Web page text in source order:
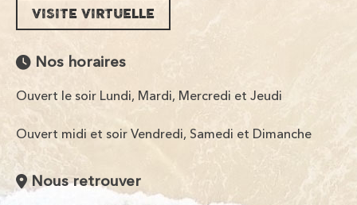
VISITE VIRTUELLE
Nos horaires
Ouvert le soir Lundi, Mardi, Mercredi et Jeudi
Ouvert midi et soir Vendredi, Samedi et Dimanche
Nous retrouver